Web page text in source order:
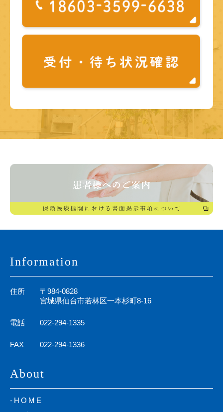
Information
住所
〒984-0828
宮城県仙台市若林区一本杉町8-16
電話 022-294-1335
FAX 022-294-1336
About
-HOME